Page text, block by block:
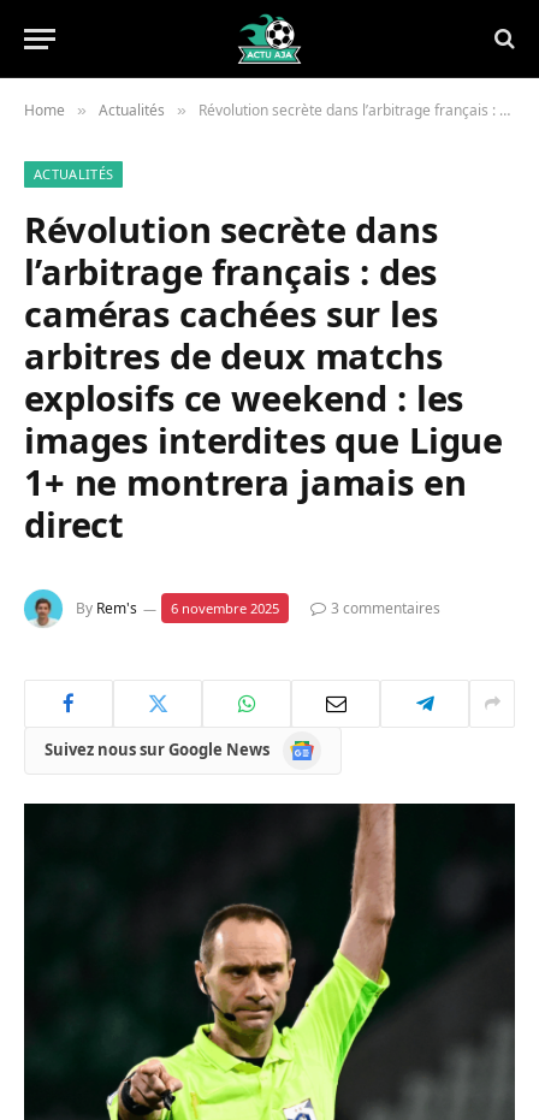
Home » Actualités » Révolution secrète dans l’arbitrage français : des caméras cachées sur les arbitres de deux matchs explosifs ce weekend : les images interdites que Ligue 1+ ne montrera jamais en direct
ACTUALITÉS
Révolution secrète dans
l’arbitrage français : des
caméras cachées sur les
arbitres de deux matchs
explosifs ce weekend : les
images interdites que Ligue
1+ ne montrera jamais en
direct
By Rem's 6 novembre 2025 3 commentaires
Suivez nous sur Google News
Google
News